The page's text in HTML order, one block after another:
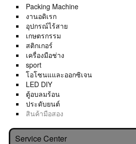
Packing Machine
งานอดิเรก
อุปกรณ์ไร้สาย
เกษตรกรรม
สติกเกอร์
เครื่องมือช่าง
sport
โอโซนแและออกซิเจน
LED DIY
ตู้อบลมร้อน
ประดับยนต์
สินค้ามือสอง
Service Center